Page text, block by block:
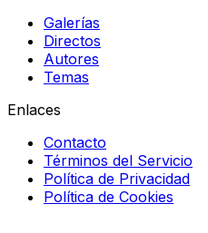
Galerías
Directos
Autores
Temas
Enlaces
Contacto
Términos del Servicio
Política de Privacidad
Política de Cookies